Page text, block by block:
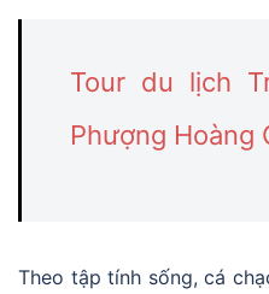
Tour du lịch
Phượng Hoàng
Theo tập tính sống, cá